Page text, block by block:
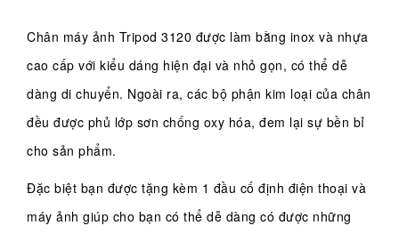
Chân máy ảnh Tripod 3120 được làm bằng inox và nhựa
cao cấp với kiểu dáng hiện đại và nhỏ gọn, có thể dễ
dàng di chuyển. Ngoài ra, các bộ phận kim loại của chân
đều được phủ lớp sơn chống oxy hóa, đem lại sự bền bỉ
cho sản phẩm.
Đặc biệt bạn được tặng kèm 1 đầu cố định điện thoại và
máy ảnh giúp cho bạn có thể dễ dàng có được những